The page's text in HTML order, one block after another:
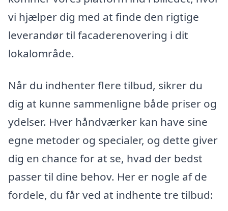
vi hjælper dig med at finde den rigtige
leverandør til facaderenovering i dit
lokalområde.
Når du indhenter flere tilbud, sikrer du
dig at kunne sammenligne både priser og
ydelser. Hver håndværker kan have sine
egne metoder og specialer, og dette giver
dig en chance for at se, hvad der bedst
passer til dine behov. Her er nogle af de
fordele, du får ved at indhente tre tilbud: